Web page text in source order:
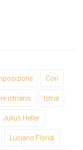
Cori
istriano Istria
Julius Heller
Luciano Floridi